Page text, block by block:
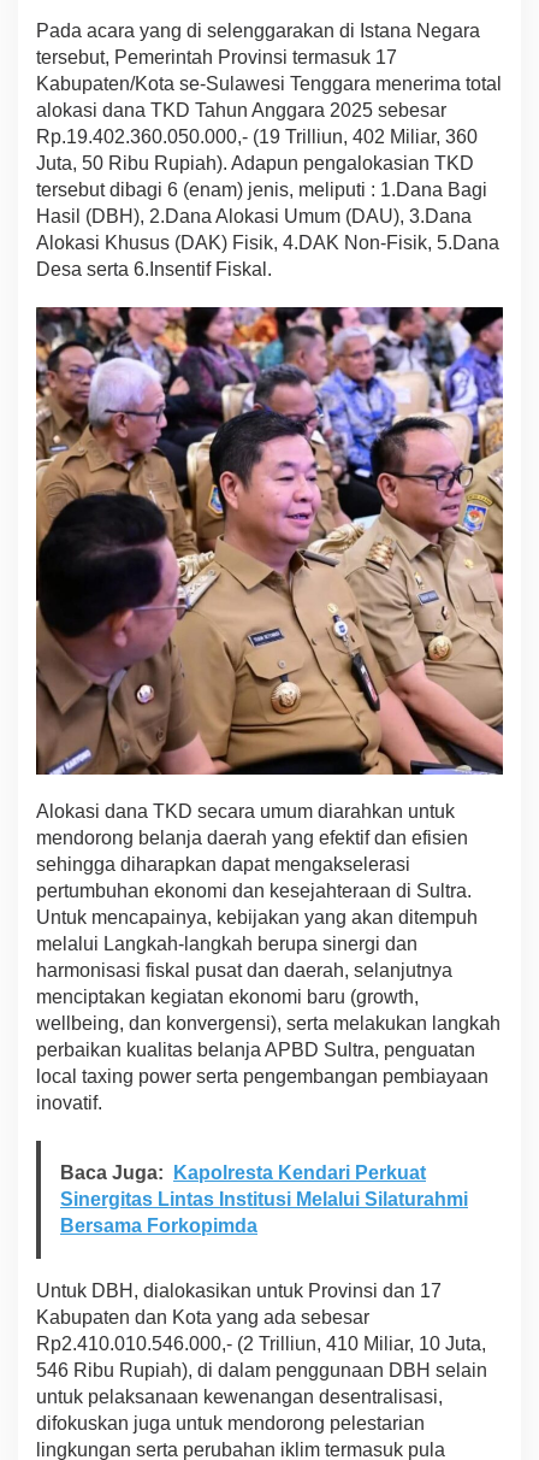
P
r
e
i
d
e
n
r
a
b
w
o
,
n
i
B
e
s
a
y
a
Pada acara yang di selenggarakan di Istana Negara
tersebut, Pemerintah Provinsi termasuk 17
Kabupaten/Kota se-Sulawesi Tenggara menerima total
alokasi dana TKD Tahun Anggara 2025 sebesar
Rp.19.402.360.050.000,- (19 Trilliun, 402 Miliar, 360
Juta, 50 Ribu Rupiah). Adapun pengalokasian TKD
tersebut dibagi 6 (enam) jenis, meliputi : 1.Dana Bagi
Hasil (DBH), 2.Dana Alokasi Umum (DAU), 3.Dana
Alokasi Khusus (DAK) Fisik, 4.DAK Non-Fisik, 5.Dana
Desa serta 6.Insentif Fiskal.
Alokasi dana TKD secara umum diarahkan untuk
mendorong belanja daerah yang efektif dan efisien
sehingga diharapkan dapat mengakselerasi
pertumbuhan ekonomi dan kesejahteraan di Sultra.
Untuk mencapainya, kebijakan yang akan ditempuh
melalui Langkah-langkah berupa sinergi dan
harmonisasi fiskal pusat dan daerah, selanjutnya
menciptakan kegiatan ekonomi baru (growth,
wellbeing, dan konvergensi), serta melakukan langkah
perbaikan kualitas belanja APBD Sultra, penguatan
local taxing power serta pengembangan pembiayaan
inovatif.
Baca Juga:
Kapolresta Kendari Perkuat
Sinergitas Lintas Institusi Melalui Silaturahmi
Bersama Forkopimda
Untuk DBH, dialokasikan untuk Provinsi dan 17
Kabupaten dan Kota yang ada sebesar
Rp2.410.010.546.000,- (2 Trilliun, 410 Miliar, 10 Juta,
546 Ribu Rupiah), di dalam penggunaan DBH selain
untuk pelaksanaan kewenangan desentralisasi,
difokuskan juga untuk mendorong pelestarian
lingkungan serta perubahan iklim termasuk pula